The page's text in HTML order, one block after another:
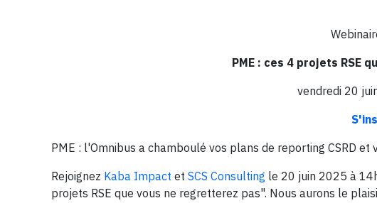
PME : ces 4 projets RSE
vendredi 20
PME : l'Omnibus a chamboulé vos plans de reporting CSRD
Rejoignez Kaba Impact et SCS Consulting le 20 juin 2025 à
projets RSE que vous ne regretterez pas". Nous aurons le